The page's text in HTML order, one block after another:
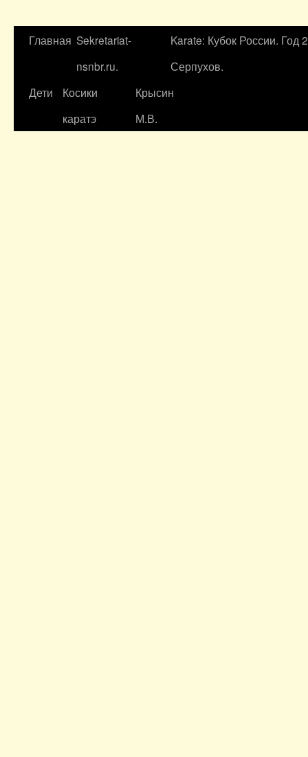
Главная Sekretariat-
nsnbr.ru.
Karate: Кубок России. Год
Серпухов.
Дети
Косики
каратэ
Крысин
М.В.